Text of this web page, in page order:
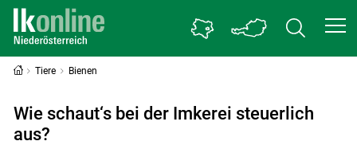
Tiere Bienen
Wie schaut‘s bei der Imkerei steuerlich
aus?